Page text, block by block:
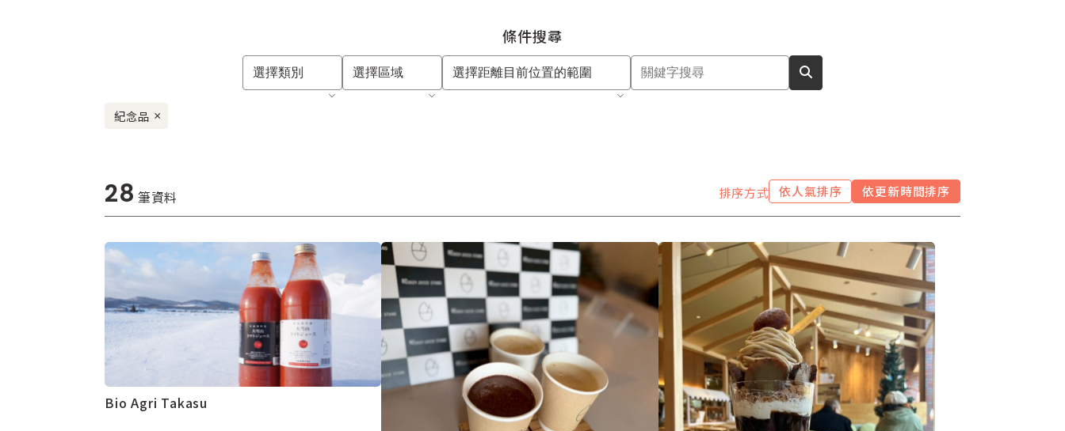
條件搜尋
選擇類別 選擇區域 選擇距離目前位置的範圍
紀念品 ×
28 筆資料 排序方式 依人氣排序 依更新時間排序
Bio Agri Takasu